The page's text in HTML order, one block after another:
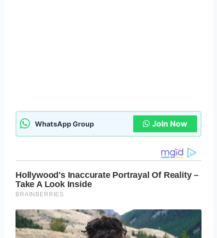
WhatsApp Group Join Now